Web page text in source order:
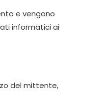
e vengono
informatici ai
del mittente,